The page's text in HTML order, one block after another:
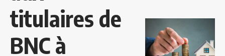
titulaires de
BNC à